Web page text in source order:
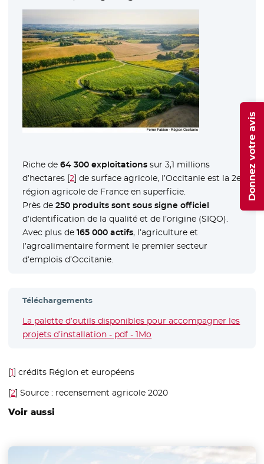
Riche de64 300 exploitations sur 3,1 millions
d’hectares [2] de surface agricole, l’Occitanie est la 2e
région agricole de France en superficie.
Près de250 produits sont sous signe officiel
d’identification de la qualité et de l’origine (SIQO).
Avec plus de165 000 actifs, l’agriculture et
l’agroalimentaire forment le premier secteur
d’emplois d’Occitanie.
Téléchargements
La palette d’outils disponibles pour accompagner les
projets d’installation - pdf - 1Mo
[1]crédits Région et européens
[2]Source : recensement agricole 2020
Voir aussi
Donnez votre avis